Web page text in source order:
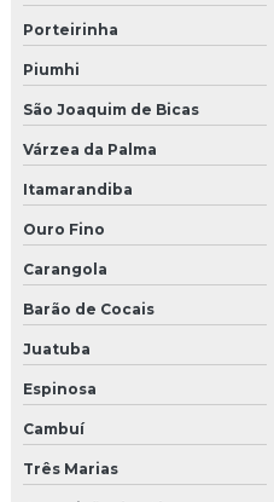
Porteirinha
Piumhi
São Joaquim de Bicas
Várzea da Palma
Itamarandiba
Ouro Fino
Carangola
Barão de Cocais
Juatuba
Espinosa
Cambuí
Três Marias